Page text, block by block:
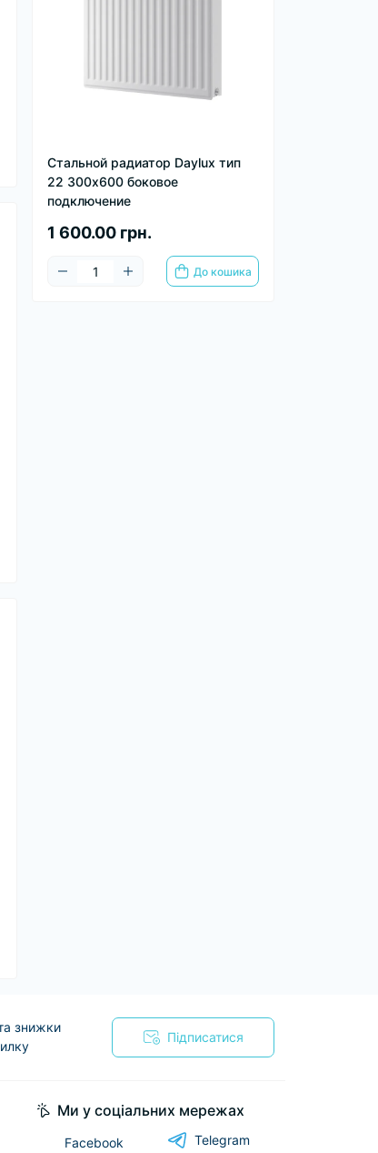
Стальной радиатор Daylux тип
22 300х600 боковое
подключение
1 600.00 грн.
До кошика
знижки
Підписатися
Ми у соціальних мережах
Facebook Telegram